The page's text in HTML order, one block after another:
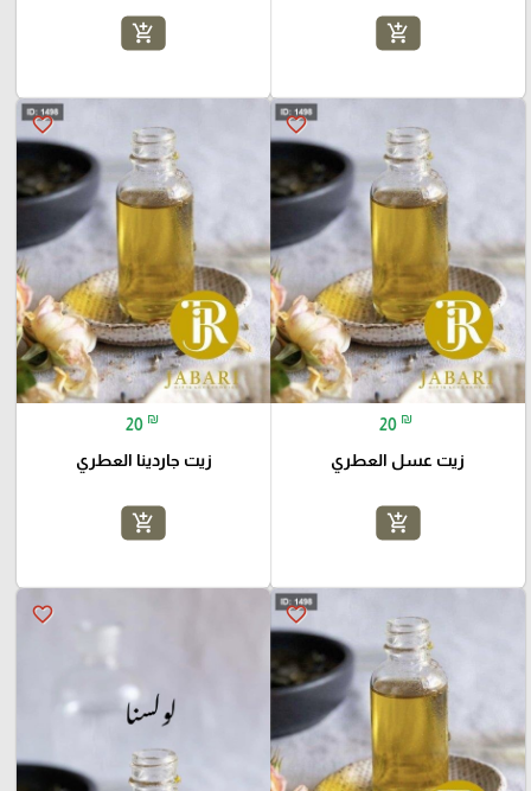
add_shopping_cart
add_shopping_cart
favorite_border
20 ₪
زيت عسل العطري
add_shopping_cart
favorite_border
20 ₪
زيت جاردينا العطري
add_shopping_cart
favorite_border
favorite_border